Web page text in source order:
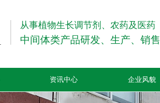
从事植物生长调节剂、农药及医药
中间体类产品研发、生产、销售
资讯中心 企业风貌